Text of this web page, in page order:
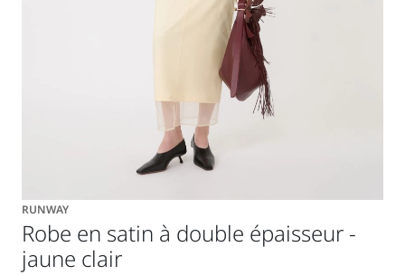
RUNWAY
Robe en satin à double épaisseur -
jaune clair